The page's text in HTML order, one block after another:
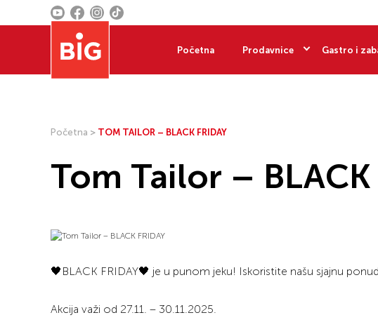
Početna Prodavnice Gastro i
Početna > TOM TAILOR – BLACK FRIDAY
Tom Tailor – BLACK
🖤BLACK FRIDAY🖤 je u punom jeku! Iskoristite našu sjajnu
Akcija važi od 27.11. – 30.11.2025.